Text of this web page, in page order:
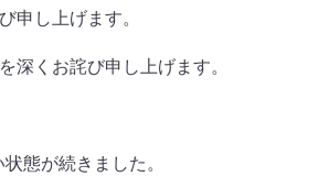
申し上げます。
深くお詫び申し上げます。
態が続きました。